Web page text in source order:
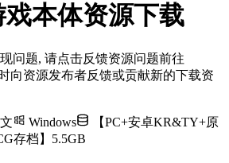
本体资源下载
问题, 请点击反馈资源问题前往
向资源发布者反馈或贡献新的下载资
Windows
【PC+安卓KR&TY+原
存档】5.5GB